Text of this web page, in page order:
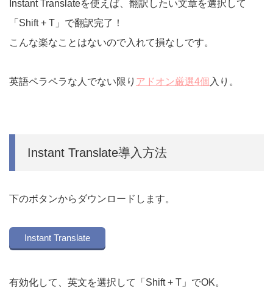
Instant Translateを使えば、翻訳したい文章を選択して
「Shift + T」で翻訳完了！
こんな楽なことはないので入れて損なしです。
英語ペラペラな人でない限り アドオン厳選4個 入り。
Instant Translate導入方法
下のボタンからダウンロードします。
Instant Translate
有効化して、英文を選択して「Shift + T」でOK。